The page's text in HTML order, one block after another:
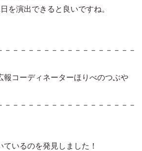
を演出できると良いですね。
－－－－－－－－－－－－－－－－－
報コーディネーターほりべのつぶや
－－－－－－－－－－－－－－－－－
いるのを発見しました！